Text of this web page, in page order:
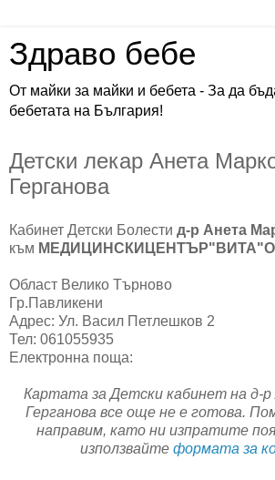
Здраво бебе
От майки за майки и бебета - За да
бебетата на България!
Детски лекар Анета
Герганова
Кабинет Детски Болести д-р Анета
към
Област Велико Търново
Гр.Павликени
Адрес: Ул. Васил Петлешков 2
Тел: 061055935
Електронна поща:
Картата за Детски кабинет на д-
Герганова все още не е готова.
направим, като ни изпратите
използвайте формата за